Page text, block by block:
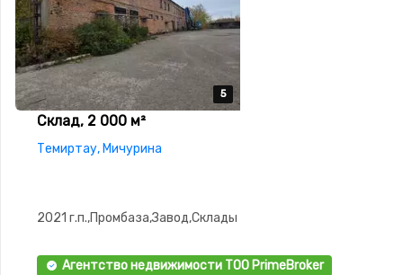
5
5
5
5
5
Склад, 2 000 м²
Темиртау, Мичурина
2021 г.п.,Промбаза,Завод,Склады
Агентство недвижимости ТОО PrimeBroker